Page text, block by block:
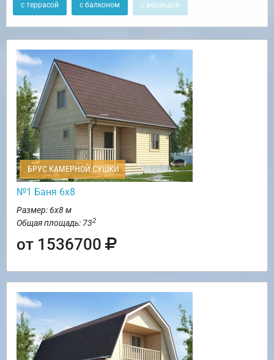
с террасой с балконом с верандой
БРУС КАМЕРНОЙ СУШКИ
№1 Баня 6х8
Размер: 6х8 м
Общая площадь: 732
от 1536700